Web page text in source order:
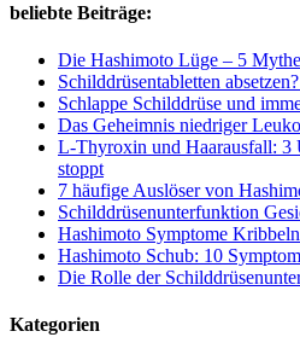
die
kannst
beliebte Beiträge:
Die Hashimoto Lüge – 5
Schilddrüsentabletten
Schlappe Schilddrüse und
Das Geheimnis niedriger
L-Thyroxin und Haarausfall: 3
stoppt
7 häufige Auslöser von
Schilddrüsenunterfunktion
Hashimoto Symptome
Hashimoto Schub: 10
Die Rolle der
Kategorien